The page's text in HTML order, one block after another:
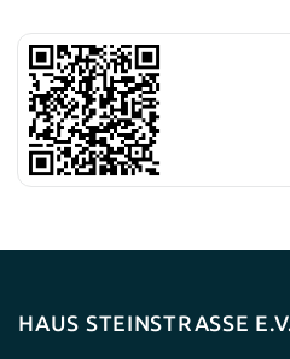
HAUS STEINSTRASSE E.V.